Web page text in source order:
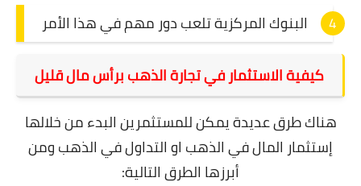
البنوك المركزية تلعب دور مهم في هذا الأمر
كيفية الاستثمار في تجارة الذهب برأس مال قليل
هناك طرق عديدة يمكن للمستثمرين البدء من خلالها
إستثمار المال في الذهب اوالتداول في الذهبومن
أبرزها الطرق التالية: